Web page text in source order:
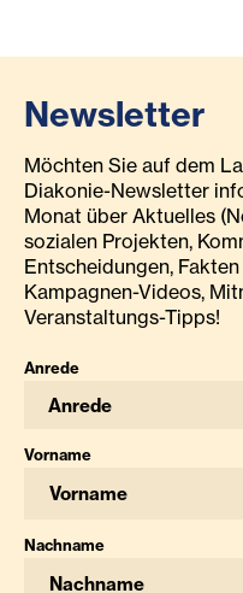
Newsletter
Möchten Sie auf dem
Diakonie-Newsletter
Monat über Aktuelles
sozialen Projekten,
Entscheidungen,
Kampagnen-Videos,
Veranstaltungs-Tipps!
Anrede
Anrede
Vorname
Nachname